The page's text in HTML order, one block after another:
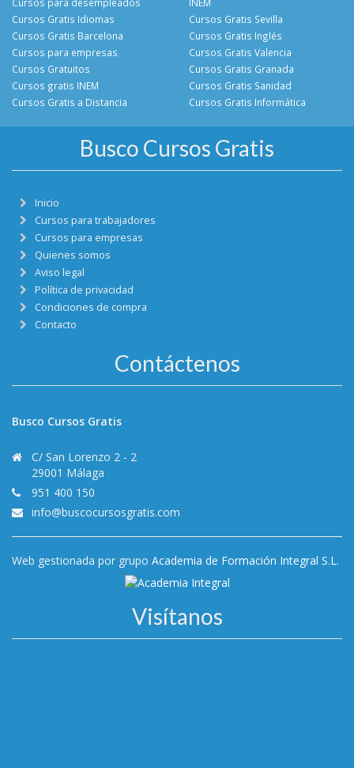
Cursos Gratis Idiomas
Cursos Gratis Barcelona
Cursos Gratis Sevilla
Cursos Gratis Inglés
Cursos para empresas
Cursos Gratuitos
Cursos gratis INEM
Cursos Gratis a Distancia
Cursos Gratis Valencia
Cursos Gratis Granada
Cursos Gratis Sanidad
Cursos Gratis Informática
Busco Cursos Gratis
Inicio
Cursos para trabajadores
Cursos para empresas
Quienes somos
Aviso legal
Política de privacidad
Condiciones de compra
Contacto
Contáctenos
Busco Cursos Gratis
C/ San Lorenzo 2 - 2
29001 Málaga
951 400 150
info@buscocursosgratis.com
Web gestionada por grupo Academia de Formación Integral S.L.
Visítanos